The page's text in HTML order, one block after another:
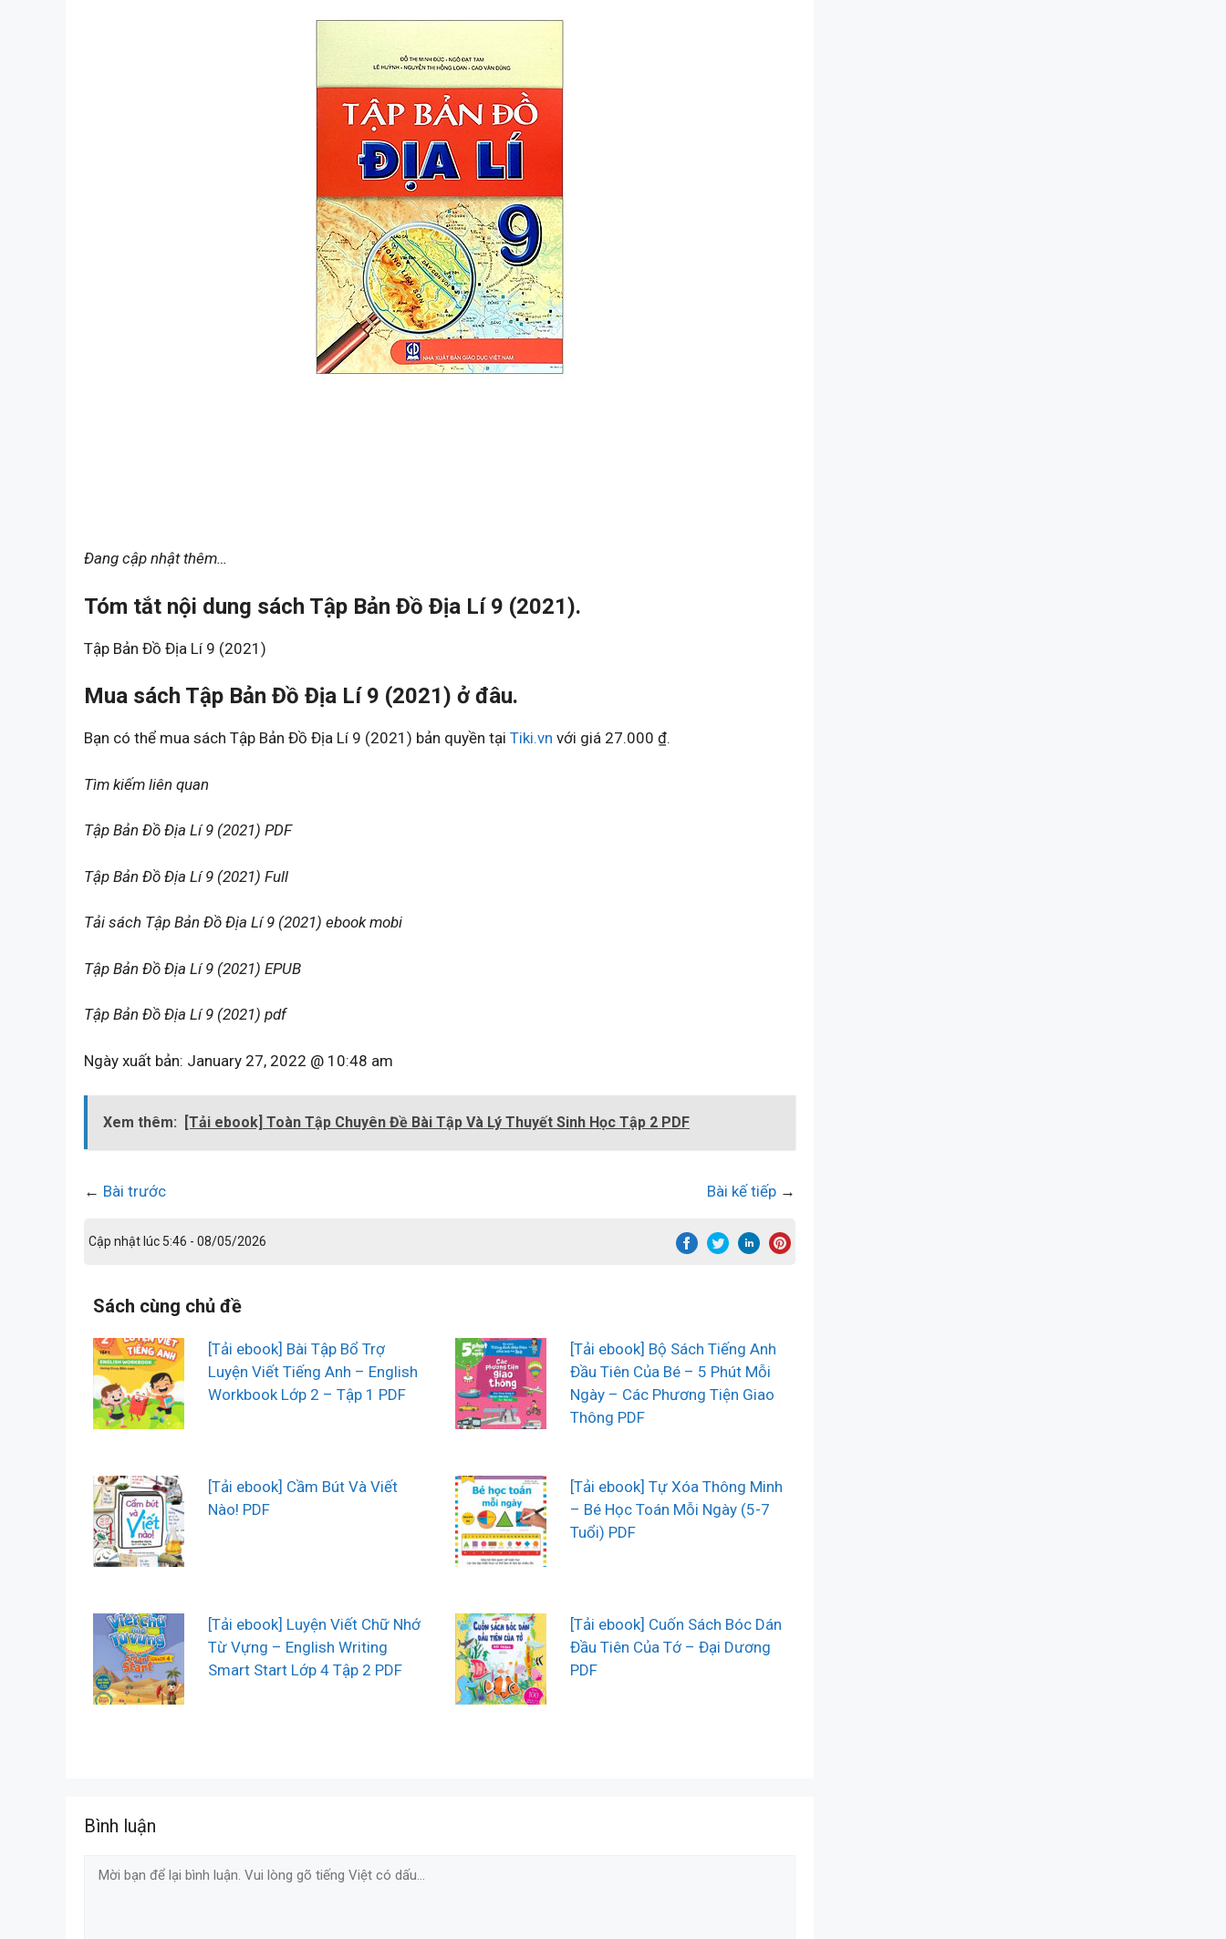
Đang cập nhật thêm…
Tóm tắt nội dung sách Tập Bản Đồ Địa Lí 9 (2021).
Tập Bản Đồ Địa Lí 9 (2021)
Mua sách Tập Bản Đồ Địa Lí 9 (2021) ở đâu.
Bạn có thể mua sách Tập Bản Đồ Địa Lí 9 (2021) bản quyền tại Tiki.vn với giá 27.000 ₫.
Tìm kiếm liên quan
Tập Bản Đồ Địa Lí 9 (2021) PDF
Tập Bản Đồ Địa Lí 9 (2021) Full
Tải sách Tập Bản Đồ Địa Lí 9 (2021) ebook mobi
Tập Bản Đồ Địa Lí 9 (2021) EPUB
Tập Bản Đồ Địa Lí 9 (2021) pdf
Ngày xuất bản: January 27, 2022 @ 10:48 am
Xem thêm: [Tải ebook] Toàn Tập Chuyên Đề Bài Tập Và Lý Thuyết Sinh Học Tập 2 PDF
← Bài trước Bài kế tiếp →
Cập nhật lúc 5:46 - 08/05/2026
Sách cùng chủ đề
[Tải ebook] Bài Tập Bổ Trợ
Luyện Viết Tiếng Anh – English
Workbook Lớp 2 – Tập 1 PDF
[Tải ebook] Bộ Sách Tiếng Anh
Đầu Tiên Của Bé – 5 Phút Mỗi
Ngày – Các Phương Tiện Giao
Thông PDF
[Tải ebook] Cầm Bút Và Viết
Nào! PDF
[Tải ebook] Tự Xóa Thông Minh
– Bé Học Toán Mỗi Ngày (5-7
Tuổi) PDF
[Tải ebook] Luyện Viết Chữ Nhớ
Từ Vựng – English Writing
Smart Start Lớp 4 Tập 2 PDF
[Tải ebook] Cuốn Sách Bóc Dán
Đầu Tiên Của Tớ – Đại Dương
PDF
Bình luận
Comment